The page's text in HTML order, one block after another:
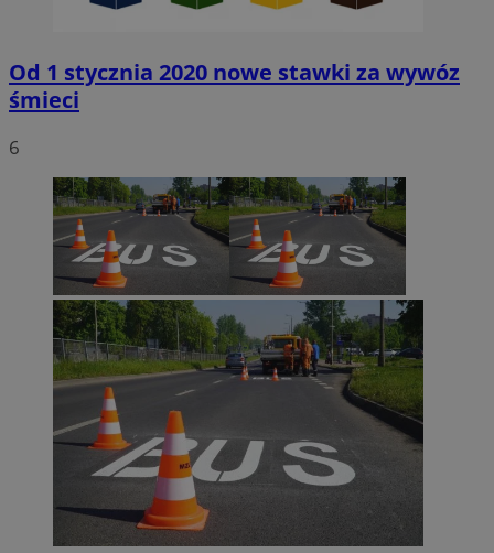
Od 1 stycznia 2020 nowe stawki za wywóz
śmieci
6
euds .rfihub.com
VISITOR_PRIVACY_METADATA
YouTube
5 miesięcy 4
Google Privacy Policy